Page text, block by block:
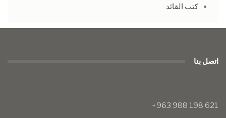
كتب القائد
اتصل بنا